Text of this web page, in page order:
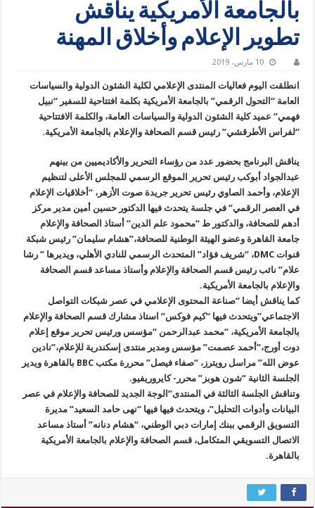
بالجامعة الأمريكية يناقش
تطوير الإعلام وأخلاق المهنة
10 مارس، 2019
انطلقت اليوم فعاليات المنتدى الإعلامي لكلية الشئون الدولية والسياسات
العامة “التحول الرقمي” بالجامعة الأمريكية بكلمة افتتاحية للسفير “نبيل
فهمي” عميد كلية الشئون الدولية والسياسات العامة، والكلمة الافتتاحية
“لفراس الأطرقشي” رئيس قسم الصحافة والإعلام بالجامعة الأمريكية.
‏‎يناقش البرنامج بحضور عدد من رؤساء التحرير والأكاديميين من بينهم
عبدالجواد أبوكب رئيس تحرير الموقع الرسمي للمجلس الأعلى لتنظيم
الإعلام، وأحمد الصاوي رئيس تحرير جريدة صوت الأزهر، “أخلاقيات الإعلام
في العصر الرقمي” في جلسة يتحدث فيها الدكتور حسين أمين مدير مركز
أدهم للصحافة، والدكتور ط “محمود علم الدين” أستاذ الصحافة والإعلام
جامعة القاهرة وعضو الهيئة الوطنية للصحافة،”هشام سليمان” رئيس شبكة
قنوات DMC، “شريف فؤاد” المتحدث الرسمي للنادي الأهلي، ويديرها ” رشا
علام” نائب رئيس قسم الصحافة والإعلام وأستاذ مساعد قسم الصحافة
والإعلام بالجامعة الأمريكية.
‏‎كما يناقش أيضا “صناعة المحتوى الإعلامي في عصر شبكات التواصل
الاجتماعي”ويتحدث فيها “كيم فوكس” استاذ مشارك قسم الصحافة والإعلام
بالجامعة الأمريكية، “محمد عبدالرحمن “مؤسس ورئيس تحرير موقع إعلام
دوت أورج،”أحمد عصمت” مؤسس ومدير منتدى إسكندرية للإعلام،”نادين
عوض الله” مراسل رويترز، “صفاء فيصل” محررة مكتب BBC بالقاهرة ويدير
الجلسة الثانية “شون هوبز” محرر- كايروريفيو.
‏‎وتناقش الجلسة الثالثة في المنتدى”الوجة الجديد للصحافة والإعلام في عصر
البيانات وأدوات التحليل”، ويتحدث فيها فيها “نهى حامد السعيد” مديرة
التسويق الرقمي ببنك إمارات دبي الوطني، “هشام دنانه” أستاذ مساعد
الاتصال التسويقي المتكامل، قسم الصحافة والإعلام بالجامعة الأمريكية
بالقاهرة.